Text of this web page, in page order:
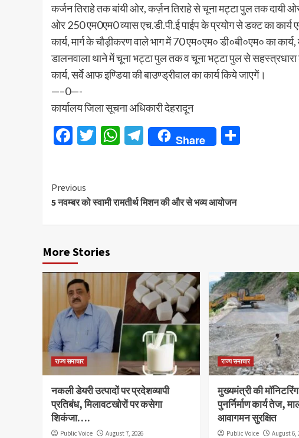
कर्जन तिराहे तक बांयी ओर, कर्ज़न तिराहे से चूना मट्टा पुल तक दायी
ओर 250 एम0एम0 व्यास एच.डी.पी.ई पाईप के प्रयोग से डक्ट का
कार्य, मार्ग के चौड़ीकरण वाले भाग में 70 एम०एम० डी०बी०एम० का
डालनवाला थाने में चूना भट्टा पुल तक व चूना भट्टा पुल से सहस्त्रधारा
कार्य, सर्वे आफ इण्डिया की बाउण्ड्रीवाल का कार्य किये जाएगें।
—–0—-
कार्यालय जिला सूचना अधिकारी देहरादून
Facebook
Twitter
WhatsApp
Telegram
Share
Continue
Reading
Previous
5 नवम्बर को स्वामी रामतीर्थ मिशन की और से भव्य आयोजन
More Stories
राज्य समाचार
नकली डेयरी उत्पादों पर प्रदेशव्यापी
प्रतिबंध, मिलावटखोरों पर कसेगा
शिकंजा….
Public Voice August 7, 2026
राज्य समाचार
मुख्यमंत्री की
पुनर्निर्माण कार्य तेज,
आवागमन सुरक्षित
Public Voice August 6,